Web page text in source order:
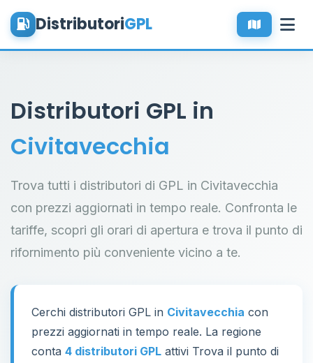
DistributoriGPL
Distributori GPL in
Civitavecchia
Trova tutti i distributori di GPL in Civitavecchia
con prezzi aggiornati in tempo reale. Confronta le
tariffe, scopri gli orari di apertura e trova il punto di
rifornimento più conveniente vicino a te.
Cerchi distributori GPL in Civitavecchia con
prezzi aggiornati in tempo reale. La regione
conta 4 distributori GPL attivi Trova il punto di